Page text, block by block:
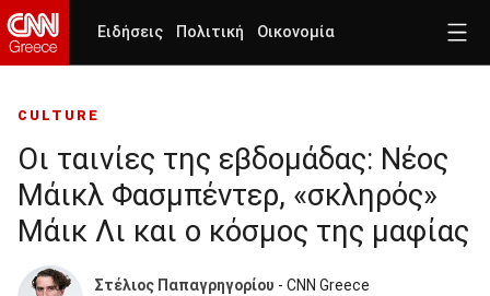
Ειδήσεις Πολιτική Οικονομία
CULTURE
Οι ταινίες της εβδομάδας: Νέος
Μάικλ Φασμπέντερ, «σκληρός»
Μάικ Λι και ο κόσμος της μαφίας
Στέλιος Παπαγρηγορίου - CNN Greece